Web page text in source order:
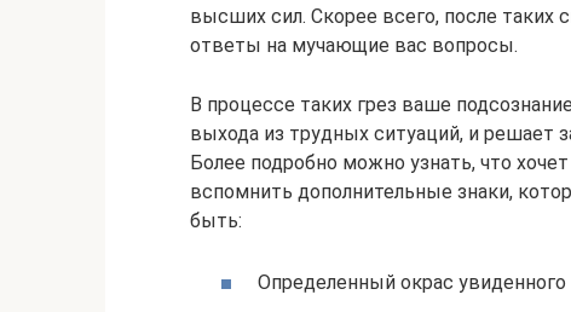
высших сил. Скорее всего, после
ответы на мучающие вас вопросы.
В процессе таких грез ваше
выхода из трудных ситуаций, и решает
Более подробно можно узнать, что
вспомнить дополнительные знаки,
быть:
Определенный окрас